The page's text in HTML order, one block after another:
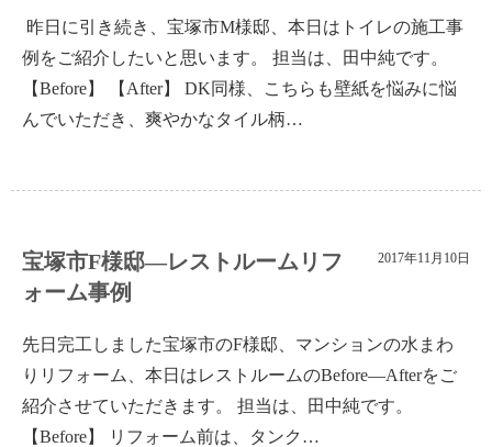
昨日に引き続き、宝塚市M様邸、本日はトイレの施工事
例をご紹介したいと思います。 担当は、田中純です。
【Before】 【After】 DK同様、こちらも壁紙を悩みに悩
んでいただき、爽やかなタイル柄…
宝塚市F様邸―レストルームリフ
ォーム事例
2017年11月10日
先日完工しました宝塚市のF様邸、マンションの水まわ
りリフォーム、本日はレストルームのBefore―Afterをご
紹介させていただきます。 担当は、田中純です。
【Before】 リフォーム前は、タンク…